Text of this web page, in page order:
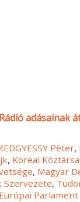
adásainak
Péter,
, Koreai
, Magyar
Szervezete,
Európai Parlament